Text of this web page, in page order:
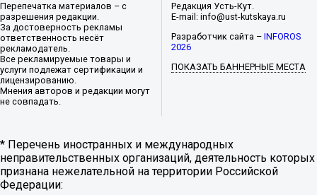
Перепечатка материалов – с
разрешения редакции.
За достоверность рекламы
ответственность несёт
рекламодатель.
Все рекламируемые товары и
услуги подлежат сертификации и
лицензированию.
Мнения авторов и редакции могут
не совпадать.
Редакция Усть-Кут.
E-mail: info@ust-kutskaya.ru
Разработчик сайта –INFOROS
2026
ПОКАЗАТЬ БАННЕРНЫЕ МЕСТА
* Перечень иностранных и международных
неправительственных организаций, деятельность которых
признана нежелательной на территории Российской
Федерации: